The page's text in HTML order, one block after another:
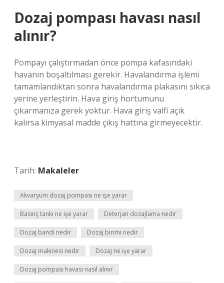
Dozaj pompası havası nasıl
alınır?
Pompayı çalıştırmadan önce pompa kafasındaki
havanın boşaltılması gerekir. Havalandırma işlemi
tamamlandıktan sonra havalandırma plakasını sıkıca
yerine yerleştirin. Hava giriş hortumunu
çıkarmanıza gerek yoktur. Hava giriş valfi açık
kalırsa kimyasal madde çıkış hattına girmeyecektir.
Tarih: Makaleler
Akvaryum dozaj pompası ne işe yarar
Basınç tankı ne işe yarar Deterjan dozajlama nedir
Dozaj bandı nedir Dozaj birimi nedir
Dozaj makinesi nedir Dozaj ne işe yarar
Dozaj pompası havası nasıl alınır